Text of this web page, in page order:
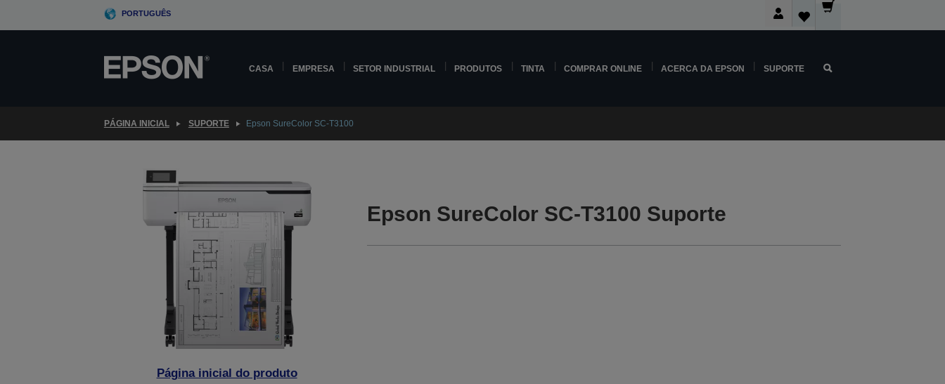
PORTUGUÊS
CASA EMPRESA SETOR INDUSTRIAL PRODUTOS TINTA COMPRAR ONLINE ACERCA DA EPSON SUPORTE
PÁGINA INICIAL SUPORTE Epson SureColor SC-T3100
Página inicial do produto
Epson SureColor SC-T3100 Suporte